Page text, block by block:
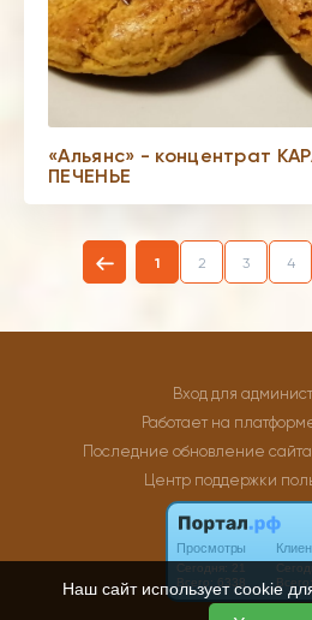
«Альянс» - концентрат
ПЕЧЕНЬЕ
1 2 3 4
Вход для
Работает на
Последние обновление сайта
Центр поддержки
Наш сайт использует cookie